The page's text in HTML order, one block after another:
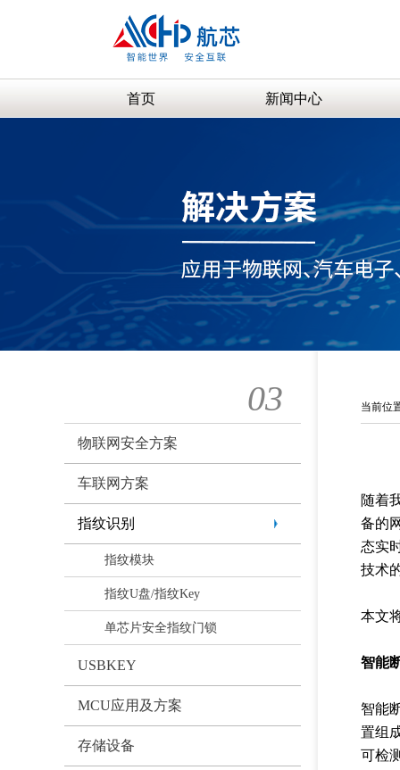
首页 新闻中心
03
物联网安全方案
车联网方案
指纹识别
指纹模块
指纹U盘/指纹Key
单芯片安全指纹门锁
USBKEY
MCU应用及方案
存储设备
当前位
随着
备的
态实
技术
本文
智能
智能
置组
可检